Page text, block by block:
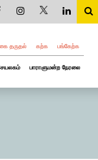
தருதல் கற்க பங்கேற்க
பாராளுமன்ற நேரலை